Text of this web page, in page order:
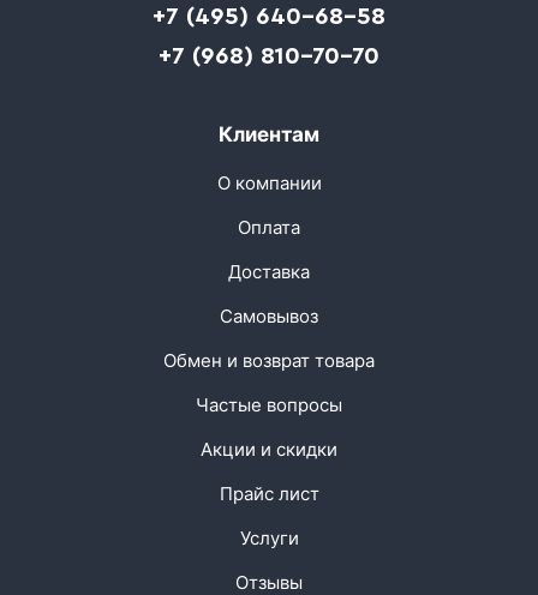
+7 (495) 640-68-58
+7 (968) 810-70-70
Клиентам
О компании
Оплата
Доставка
Самовывоз
Обмен и возврат товара
Частые вопросы
Акции и скидки
Прайс лист
Услуги
Отзывы